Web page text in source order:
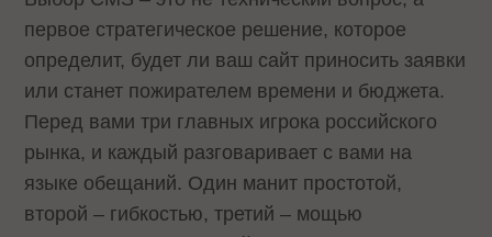
первое стратегическое решение, которое
определит, будет ли ваш сайт приносить заявки
или станет пожирателем времени и бюджета.
Перед вами три главных игрока российского
рынка, и каждый разговаривает с вами на
языке обещаний. Один манит простотой,
второй – гибкостью, третий – мощью